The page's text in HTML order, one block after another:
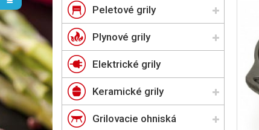
Peletové grily
Plynové grily
Elektrické grily
Keramické grily
Grilovacie ohniská